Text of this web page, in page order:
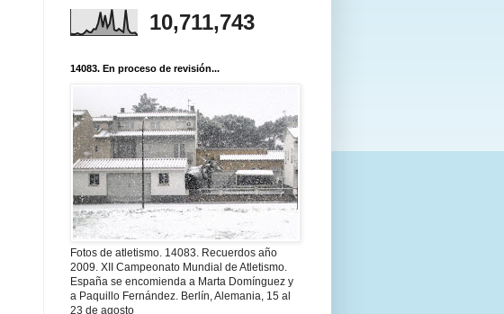
10,711,743
14083. En proceso de revisión...
Fotos de atletismo. 14083. Recuerdos año
2009. XII Campeonato Mundial de Atletismo.
España se encomienda a Marta Domínguez y
a Paquillo Fernández. Berlín, Alemania, 15 al
23 de agosto